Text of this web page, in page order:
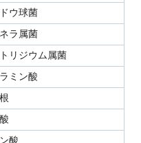
ウ球菌
ラ属菌
リジウム属菌
ミン酸